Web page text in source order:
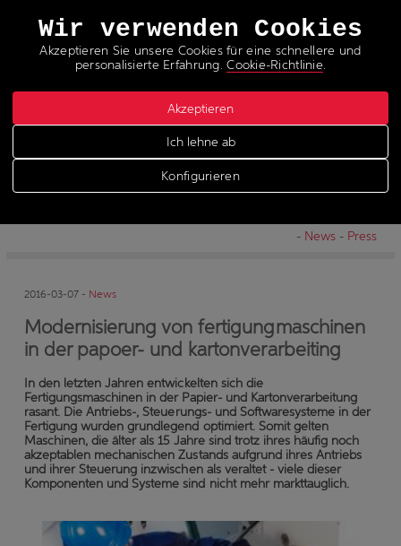
Neuigkeiten
- News - Press
2016-03-07 - News
Modernisierung von fertigungmaschinen
in der papoer- und kartonverarbeiting
In den letzten Jahren entwickelten sich die
Fertigungsmaschinen in der Papier- und Kartonverarbeitung
rasant. Die Antriebs-, Steuerungs- und Softwaresysteme in der
Fertigung wurden grundlegend optimiert. Somit gelten
Maschinen, die älter als 15 Jahre sind trotz ihres häufig noch
akzeptablen mechanischen Zustands aufgrund ihres Antriebs
und ihrer Steuerung inzwischen als veraltet - viele dieser
Komponenten und Systeme sind nicht mehr markttauglich.
Wir verwenden Cookies
Akzeptieren Sie unsere Cookies für eine schnellere und
personalisierte Erfahrung.Cookie-Richtlinie
Konfigurieren
Ich lehne ab
Akzeptieren